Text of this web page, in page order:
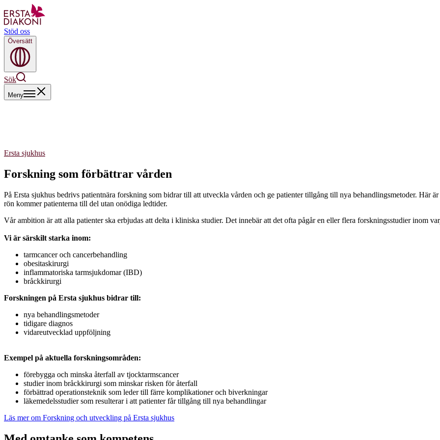
Stöd oss
Översätt
Sök
Meny
Ersta sjukhus
Forskning som förbättrar vården
På Ersta sjukhus bedrivs patientnära forskning som bidrar till att utveckla vården och ge patienter tillgång till nya behandlingsmetoder. Här
rön kommer patienterna till del utan onödiga ledtider.
Vår ambition är att alla patienter ska erbjudas att delta i kliniska studier. Det innebär att det ofta pågår en eller flera forskningsstudier inom
Vi är särskilt starka inom:
tarmcancer och cancerbehandling
obesitaskirurgi
inflammatoriska tarmsjukdomar (IBD)
bråckkirurgi
Forskningen på Ersta sjukhus bidrar till:
nya behandlingsmetoder
tidigare diagnos
vidareutvecklad uppföljning
Exempel på aktuella forskningsområden:
förebygga och minska återfall av tjocktarmscancer
studier inom bråckkirurgi som minskar risken för återfall
förbättrad operationsteknik som leder till färre komplikationer och biverkningar
läkemedelsstudier som resulterar i att patienter får tillgång till nya behandlingar
Läs mer om Forskning och utveckling på Ersta sjukhus